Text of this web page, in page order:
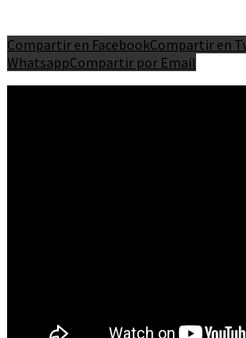
Compartir en FacebookCompartir en
WhatsappCompartir por Email